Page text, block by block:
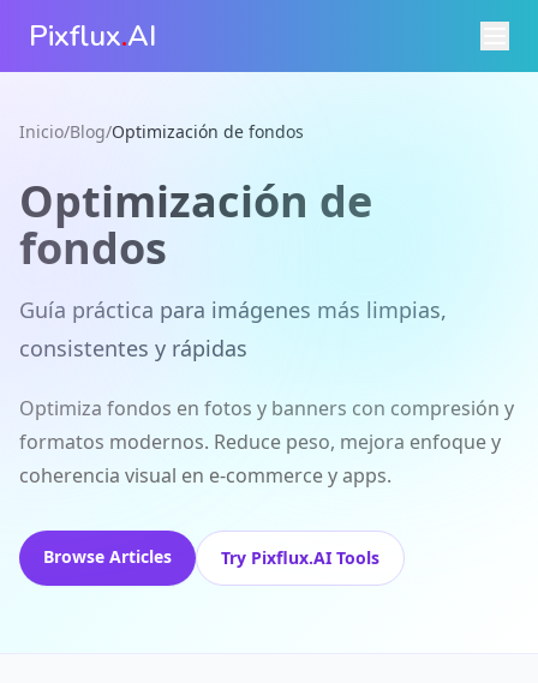
Pixflux.AI
Inicio/Blog/Optimización de fondos
Optimización de
fondos
Guía práctica para imágenes más limpias,
consistentes y rápidas
Optimiza fondos en fotos y banners con compresión y
formatos modernos. Reduce peso, mejora enfoque y
coherencia visual en e‑commerce y apps.
Browse Articles Try Pixflux.AI Tools